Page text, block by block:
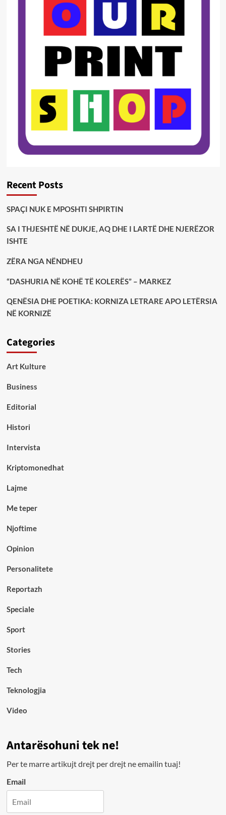
Recent Posts
SPAÇI NUK E MPOSHTI SHPIRTIN
SA I THJESHTË NË DUKJE, AQ DHE I LARTË DHE NJERËZOR
ISHTE
ZËRA NGA NËNDHEU
“DASHURIA NË KOHË TË KOLERËS” – MARKEZ
QENËSIA DHE POETIKA: KORNIZA LETRARE APO LETËRSIA
NË KORNIZË
Categories
Art Kulture
Business
Editorial
Histori
Intervista
Kriptomonedhat
Lajme
Me teper
Njoftime
Opinion
Personalitete
Reportazh
Speciale
Sport
Stories
Tech
Teknologjia
Video
Antarësohuni tek ne!
Per te marre artikujt drejt per drejt ne emailin tuaj!
Email